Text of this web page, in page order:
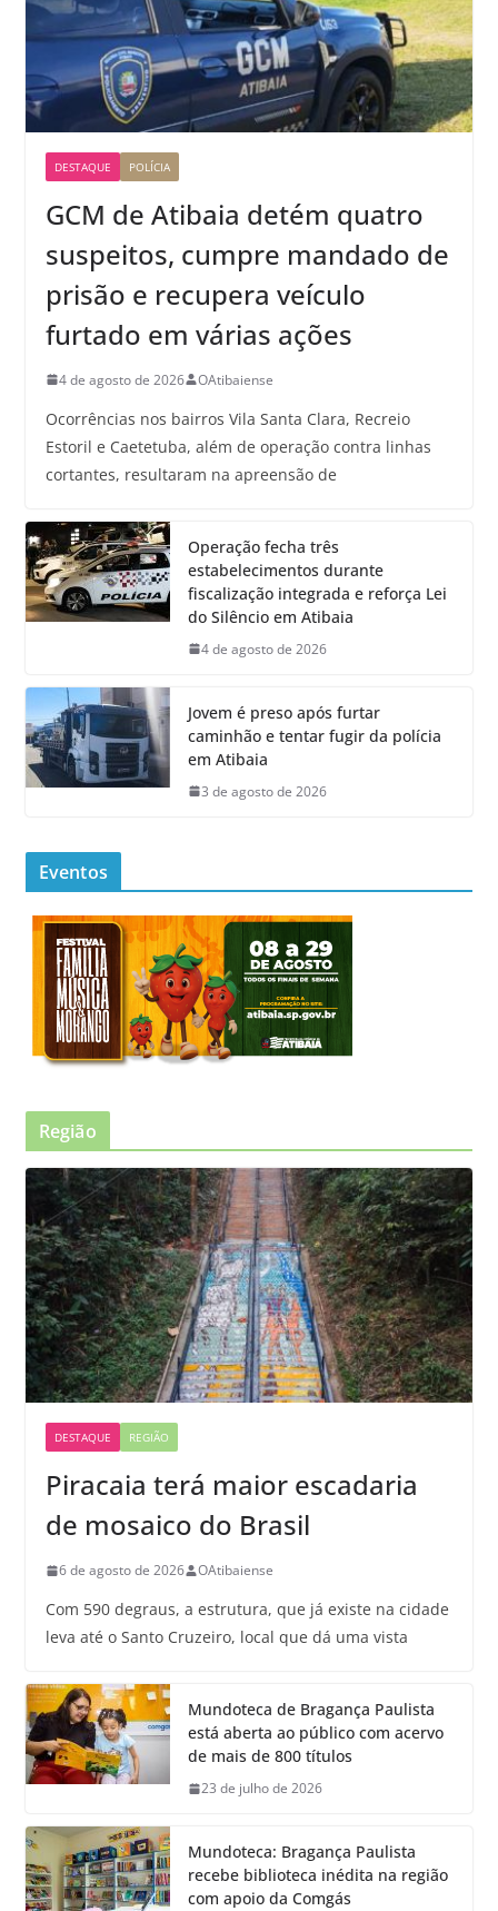
DESTAQUE POLÍCIA
GCM de Atibaia detém quatro
suspeitos, cumpre mandado de
prisão e recupera veículo
furtado em várias ações
4 de agosto de 2026 OAtibaiense
Ocorrências nos bairros Vila Santa Clara, Recreio
Estoril e Caetetuba, além de operação contra linhas
cortantes, resultaram na apreensão de
Operação fecha três
estabelecimentos durante
fiscalização integrada e reforça Lei
do Silêncio em Atibaia
4 de agosto de 2026
Jovem é preso após furtar
caminhão e tentar fugir da polícia
em Atibaia
3 de agosto de 2026
Eventos
Região
DESTAQUE REGIÃO
Piracaia terá maior escadaria
de mosaico do Brasil
6 de agosto de 2026 OAtibaiense
Com 590 degraus, a estrutura, que já existe na cidade
leva até o Santo Cruzeiro, local que dá uma vista
Mundoteca de Bragança Paulista
está aberta ao público com acervo
de mais de 800 títulos
23 de julho de 2026
Mundoteca: Bragança Paulista
recebe biblioteca inédita na região
com apoio da Comgás